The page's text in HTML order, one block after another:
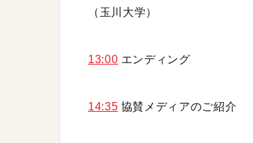
（玉川大学）
13:00 エンディング
14:35 協賛メディアのご紹介